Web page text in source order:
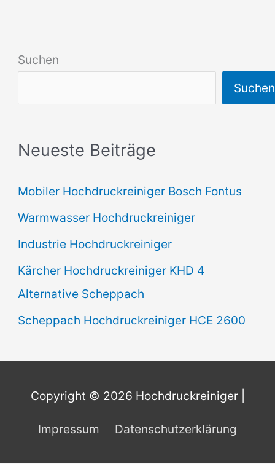
Suchen
Suchen
Neueste Beiträge
Mobiler Hochdruckreiniger Bosch Fontus
Warmwasser Hochdruckreiniger
Industrie Hochdruckreiniger
Kärcher Hochdruckreiniger KHD 4
Alternative Scheppach
Scheppach Hochdruckreiniger HCE 2600
Copyright © 2026 Hochdruckreiniger|
Impressum Datenschutzerklärung